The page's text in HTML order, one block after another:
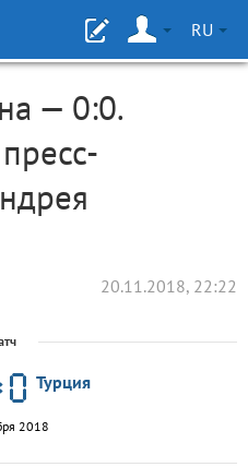
RU
— 0:0.
20.11.2018, 22:22
Турция
2018